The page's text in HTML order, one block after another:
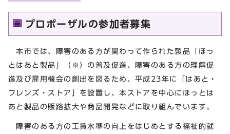
プロポーザルの参加者募集
本市では、障害のある方が関わって作られた製品「ほっ
とはあと製品」（※）の普及促進、障害のある方の理解促
進及び雇用機会の創出を図るため、平成23年に「はあと・
フレンズ・ストア」を設置し、本ストアを中心にほっとは
あと製品の販路拡大や商品開発などに取り組んでいます。
障害のある方の工賃水準の向上をはじめとする福祉的就